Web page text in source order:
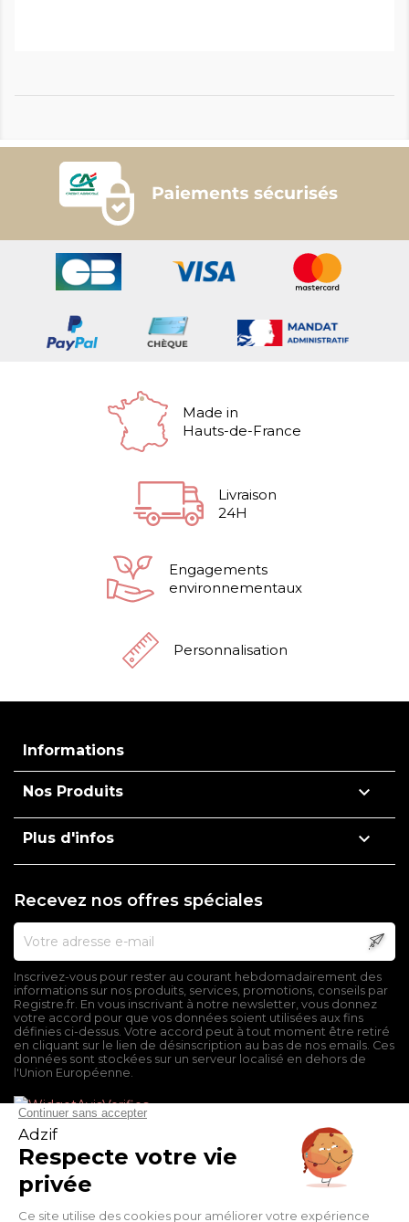
Made in
Hauts-de-France
Livraison
24H
Engagements
environnementaux
Personnalisation
Informations
Nos Produits 
Plus d'infos 
Recevez nos offres spéciales
Inscrivez-vous pour rester au courant hebdomadairement des
informations sur nos produits, services, promotions, conseils par
Registre.fr. En vous inscrivant à notre newsletter, vous donnez
votre accord pour que vos données soient utilisées aux fins
définies ci-dessus. Votre accord peut à tout moment être retiré
en cliquant sur le lien de désinscription au bas de nos emails. Ces
données sont stockées sur un serveur localisé en dehors de
l'Union Européenne.